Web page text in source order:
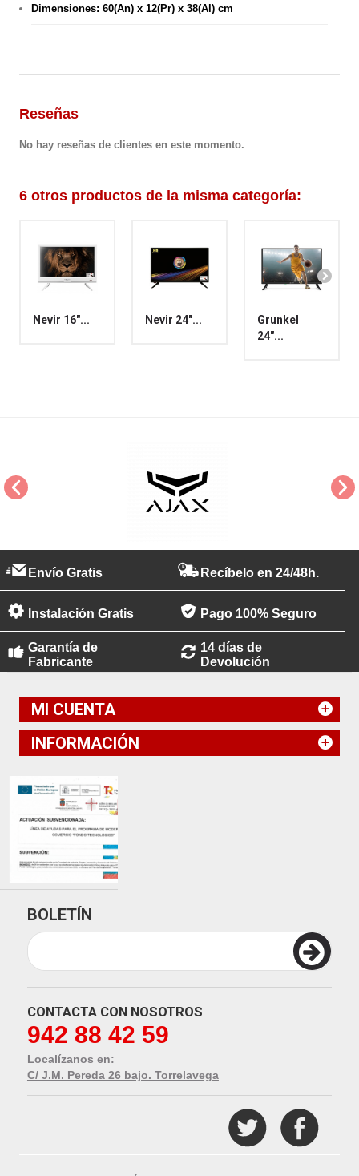
Dimensiones: 60(An) x 12(Pr) x 38(Al) cm
Reseñas
No hay reseñas de clientes en este momento.
6 otros productos de la misma categoría:
Nevir 16"... Nevir 24"...
Grunkel
24"...
Envío Gratis Recíbelo en 24/48h.
Instalación Gratis Pago 100% Seguro
Garantía de
Fabricante
14 días de
Devolución
MI CUENTA
INFORMACIÓN
BOLETÍN
CONTACTA CON NOSOTROS
942 88 42 59
Localízanos en:
C/ J.M. Pereda 26 bajo. Torrelavega